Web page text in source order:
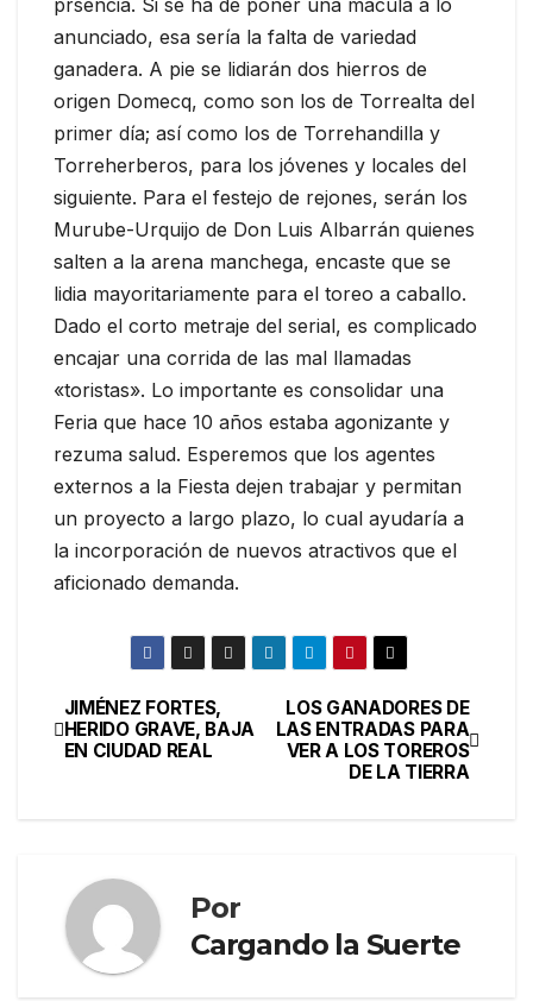
anunciado, esa sería la falta de variedad
ganadera. A pie se lidiarán dos hierros de
origen Domecq, como son los de Torrealta del
primer día; así como los de Torrehandilla y
Torreherberos, para los jóvenes y locales del
siguiente. Para el festejo de rejones, serán los
Murube-Urquijo de Don Luis Albarrán quienes
salten a la arena manchega, encaste que se
lidia mayoritariamente para el toreo a caballo.
Dado el corto metraje del serial, es complicado
encajar una corrida de las mal llamadas
«toristas». Lo importante es consolidar una
Feria que hace 10 años estaba agonizante y
rezuma salud. Esperemos que los agentes
externos a la Fiesta dejen trabajar y permitan
un proyecto a largo plazo, lo cual ayudaría a
la incorporación de nuevos atractivos que el
aficionado demanda.
LOS GANADORES DE
LAS ENTRADAS PARA
VER A LOS TOREROS
DE LA TIERRA
JIMÉNEZ FORTES,
HERIDO GRAVE, BAJA
EN CIUDAD REAL
Por
Cargando la Suerte